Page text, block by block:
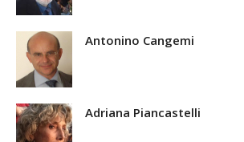
Antonino Cangemi
Adriana Piancastelli